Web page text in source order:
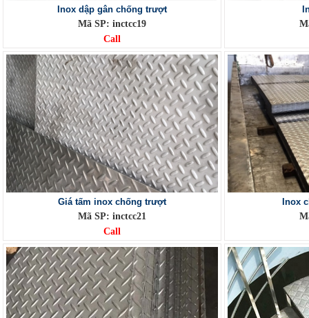
Inox dập gân chống trượt
Mã SP: inctcc19
Call
Giá tấm inox chống trượt
Mã SP: inctcc21
Call
Inox